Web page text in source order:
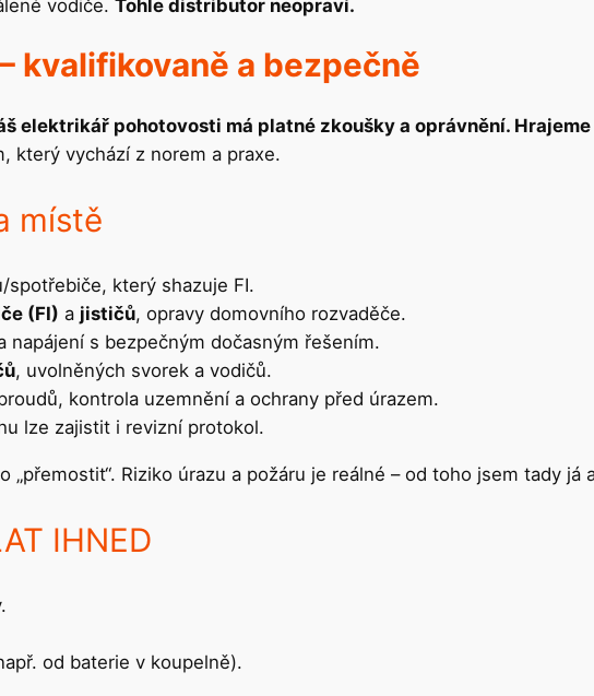
vodiče. Tohle distributor neopraví.
kvalifikovaně a bezpečně
elektrikář pohotovosti má platné zkoušky a oprávnění.
který vychází z norem a praxe.
místě
spotřebiče, který shazuje FI.
(FI) a jističů, opravy domovního rozvaděče.
napájení s bezpečným dočasným řešením.
, uvolněných svorek a vodičů.
kontrola uzemnění a ochrany před úrazem.
lze zajistit i revizní protokol.
„přemostit“. Riziko úrazu a požáru je reálné – od toho jsem tady já
IHNED
od baterie v koupelně).